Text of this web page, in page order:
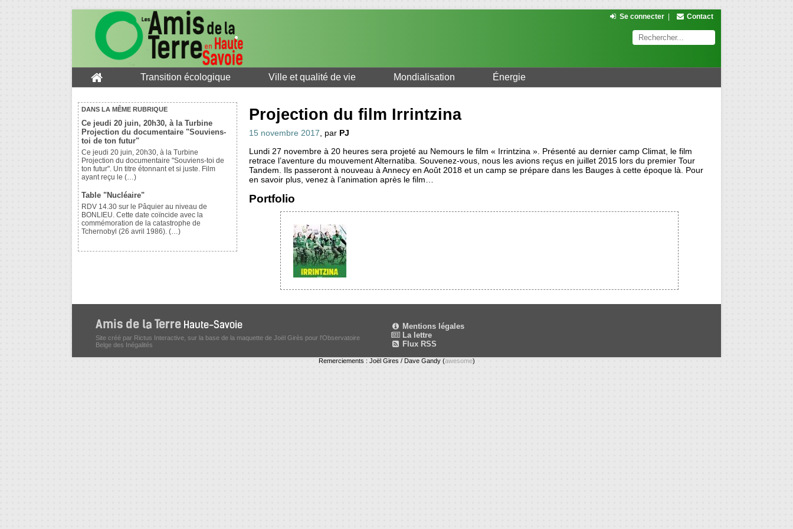
Se connecter Contact
Transition écologique Ville et qualité de vie Mondialisation Énergie
DANS LA MÊME RUBRIQUE
Ce jeudi 20 juin, 20h30, à la Turbine
Projection du documentaire "Souviens-
toi de ton futur"
Ce jeudi 20 juin, 20h30, à la Turbine
Projection du documentaire "Souviens-toi de
ton futur". Un titre étonnant et si juste. Film
ayant reçu le (…)
Table "Nucléaire"
RDV 14.30 sur le Pâquier au niveau de
BONLIEU. Cette date coïncide avec la
commémoration de la catastrophe de
Tchernobyl (26 avril 1986). (…)
Projection du film Irrintzina
15 novembre 2017, par PJ
Lundi 27 novembre à 20 heures sera projeté au Nemours le film « Irrintzina ». Présenté au dernier camp Climat, le film
retrace l’aventure du mouvement Alternatiba. Souvenez-vous, nous les avions reçus en juillet 2015 lors du premier Tour
Tandem. Ils passeront à nouveau à Annecy en Août 2018 et un camp se prépare dans les Bauges à cette époque là. Pour
en savoir plus, venez à l’animation après le film…
Portfolio
Site créé par Rictus Interactive, sur la base de la maquette de Joël Girès pour l'Observatoire
Belge des Inégalités
Mentions légales
La lettre
Flux RSS
Remerciements : Joël Gires / Dave Gandy (awesome)